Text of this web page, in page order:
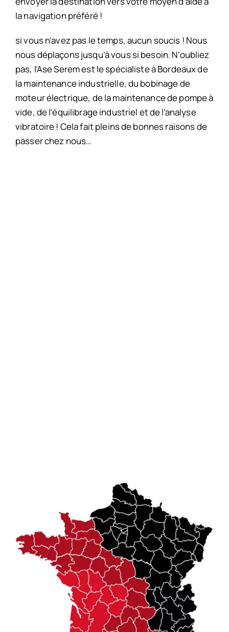
la navigation préféré !
si vous n’avez pas le temps, aucun soucis ! Nous
nous déplaçons jusqu’à vous si besoin. N’oubliez
pas, l’Ase Serem est le spécialiste à Bordeaux de
la maintenance industrielle, du bobinage de
moteur électrique, de la maintenance de pompe à
vide, de l’équilibrage industriel et de l’analyse
vibratoire ! Cela fait pleins de bonnes raisons de
passer chez nous…